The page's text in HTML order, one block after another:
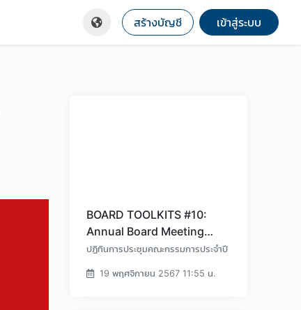
สร้างบัญชี เข้าสู่ระบบ
BOARD TOOLKITS #10:
Annual Board Meeting
Calendar Form
ปฏิทินการประชุมคณะกรรมการประจำปี
19 พฤศจิกายน 2567 11:55 น.